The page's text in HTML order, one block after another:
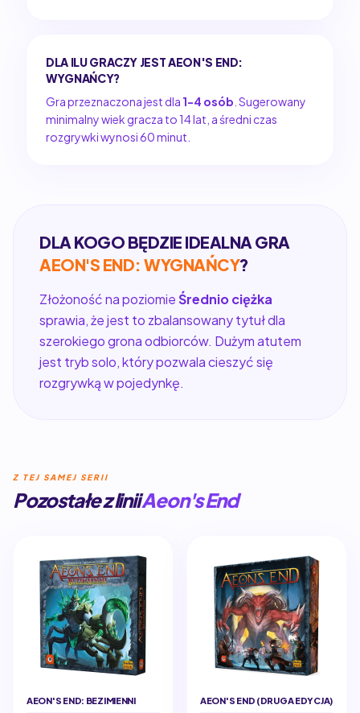
DLA ILU GRACZY JEST AEON'S END:
WYGNAŃCY?
Gra przeznaczona jest dla 1-4 osób . Sugerowany
minimalny wiek gracza to 14 lat, a średni czas
rozgrywki wynosi 60 minut.
DLA KOGO BĘDZIE IDEALNA GRA
AEON'S END: WYGNAŃCY?
Złożoność na poziomieŚrednio ciężka
sprawia, że jest to zbalansowany tytuł dla
szerokiego grona odbiorców. Dużym atutem
jest tryb solo, który pozwala cieszyć się
rozgrywką w pojedynkę.
Z TEJ SAMEJ SERII
Pozostałe z liniiAeon's End
AEON'S END: BEZIMIENNI AEON'S END (DRUGA EDYCJA)